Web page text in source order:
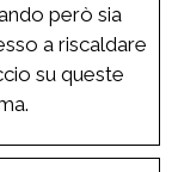
però sia
a riscaldare
su queste